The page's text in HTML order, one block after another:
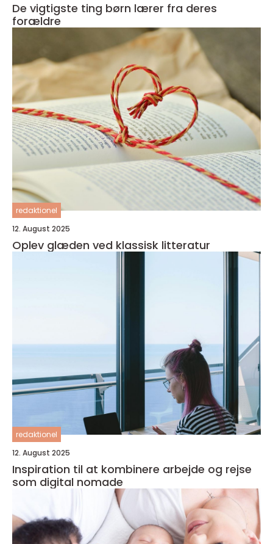
De vigtigste ting børn lærer fra deres
forældre
redaktionel
12. August 2025
Oplev glæden ved klassisk litteratur
redaktionel
12. August 2025
Inspiration til at kombinere arbejde og rejse
som digital nomade